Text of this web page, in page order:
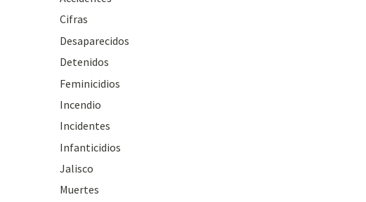
Cifras
Desaparecidos
Detenidos
Feminicidios
Incendio
Incidentes
Infanticidios
Jalisco
Muertes